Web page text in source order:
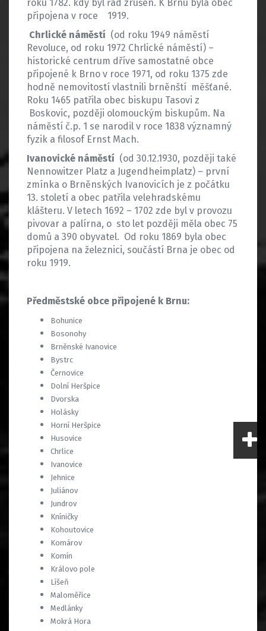
roku 1782. kdy byl řád zrušen. K Brnu byla obec
připojena v roce 1919.
Chrlické náměstí (od roku 1949 náměstí
Revoluce, od roku 1972 Chrlické náměstí) –
historické centrum dříve samostatné obce
připojené k Brno v roce 1971, od roku 1375 zde
hodně nemovitostí vlastnili brněnští měšťané.
Roku 1465 patřila obec biskupu Tasovi z
Boskovic, později olomouckým biskupům. Na
náměstí č.p. 1 se narodil v roce 1838 významný
fyzik a filosof Ernst Mach.
Ivanovické náměstí (od 30.12.1930, později také
Nennowitzer Platz a Jugendheimplatz) – první
zmínka o Brněnských Ivanovicích je z počátku
13. století a obec patřila velehradskému
klášteru. V letech 1692 – 1702 zde byl v provozu
pivovar a palírna, o sto let později měla obec 75
domů a 390 obyvatel. Od roku 1869 byla obec
připojena na železnici, součástí Brna je obec od
roku 1919.
Předměstské obce připojené k Brnu:
Bohunice
Bosonohy
Brněnské Ivanovice
Bystrc
Černovice
Dolní Heršpice
Dvorska
Holásky
Horní Heršpice
Husovice
Chrlice
Ivanovice
Jehnice
Juliánov
Jundrov
Kníničky
Kohoutovice
Komárov
Komín
Královo pole
Líšeň
Maloměřice
Medlánky
Mokrá Hora